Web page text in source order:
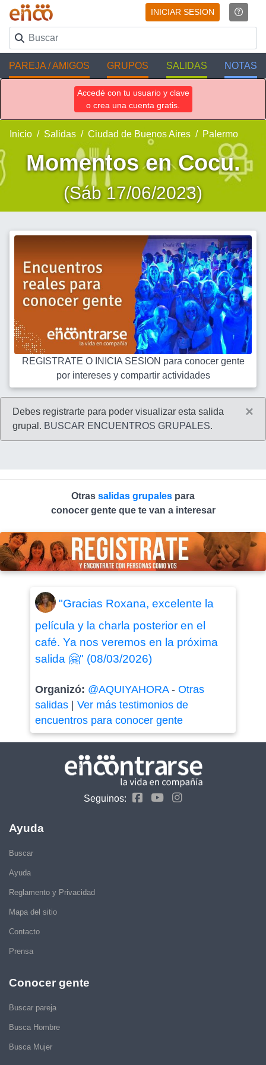
INICIAR SESION
PAREJA / AMIGOS GRUPOS SALIDAS NOTAS
Accedé con tu usuario y clave
o crea una cuenta gratis.
Inicio Salidas Ciudad de Buenos Aires Palermo
Momentos en Cocu.
(Sáb 17/06/2023)
REGISTRATE O INICIA SESION para conocer gente
por intereses y compartir actividades
Debes registrarte para poder visualizar esta salida
grupal. BUSCAR ENCUENTROS GRUPALES.
×
Otras salidas grupales para
conocer gente que te van a interesar
"Gracias Roxana, excelente la
película y la charla posterior en el
café. Ya nos veremos en la próxima
salida 🤗" (08/03/2026)
Organizó: @AQUIYAHORA- Otras
salidas| Ver más testimonios de
encuentros para conocer gente
Seguinos:
Ayuda
Buscar
Ayuda
Reglamento y Privacidad
Mapa del sitio
Contacto
Prensa
Conocer gente
Buscar pareja
Busca Hombre
Busca Mujer